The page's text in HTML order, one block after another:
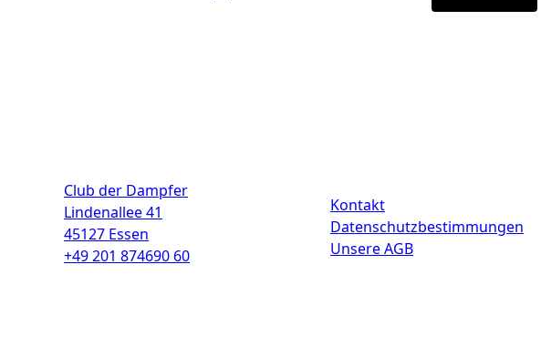
Club der Dampfer
Lindenallee 41
45127 Essen
+49 201 874690 60
Kontakt
Datenschutzbestimmungen
Unsere AGB